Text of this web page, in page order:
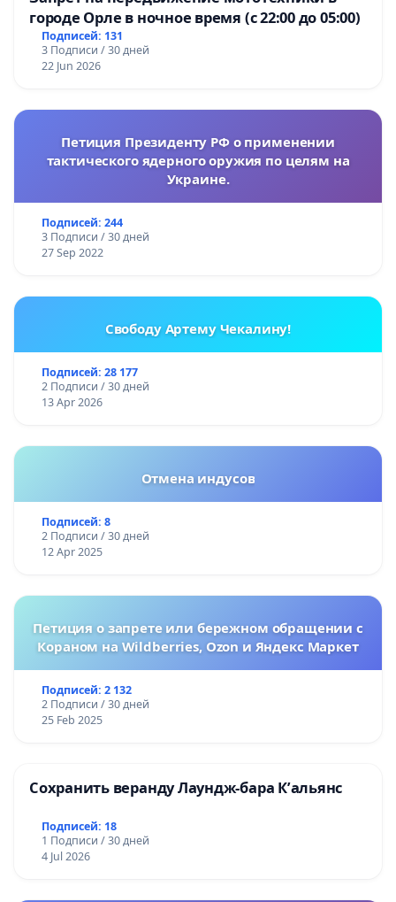
городе Орле в ночное время (с 22:00 до 05:00)
Подписей: 131
3 Подписи / 30 дней
22 Jun 2026
Петиция Президенту РФ о применении
тактического ядерного оружия по целям на
Украине.
Подписей: 244
3 Подписи / 30 дней
27 Sep 2022
Свободу Артему Чекалину!
Подписей: 28 177
2 Подписи / 30 дней
13 Apr 2026
Отмена индусов
Подписей: 8
2 Подписи / 30 дней
12 Apr 2025
Петиция о запрете или бережном обращении с
Кораном на Wildberries, Ozon и Яндекс Маркет
Подписей: 2 132
2 Подписи / 30 дней
25 Feb 2025
Сохранить веранду Лаундж-бара К’альянс
Подписей: 18
1 Подписи / 30 дней
4 Jul 2026